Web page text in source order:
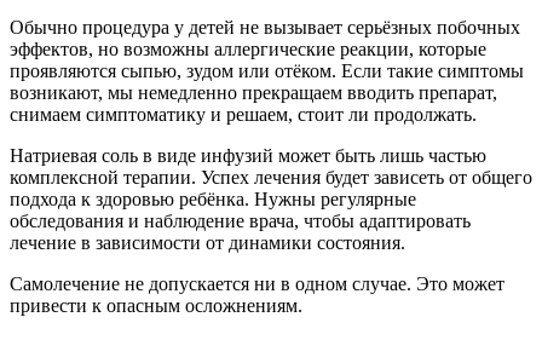
Обычно процедура у детей не вызывает серьёзных побочных
эффектов, но возможны аллергические реакции, которые
проявляются сыпью, зудом или отёком. Если такие симптомы
возникают, мы немедленно прекращаем вводить препарат,
снимаем симптоматику и решаем, стоит ли продолжать.
Натриевая соль в виде инфузий может быть лишь частью
комплексной терапии. Успех лечения будет зависеть от общего
подхода к здоровью ребёнка. Нужны регулярные
обследования и наблюдение врача, чтобы адаптировать
лечение в зависимости от динамики состояния.
Самолечение не допускается ни в одном случае. Это может
привести к опасным осложнениям.